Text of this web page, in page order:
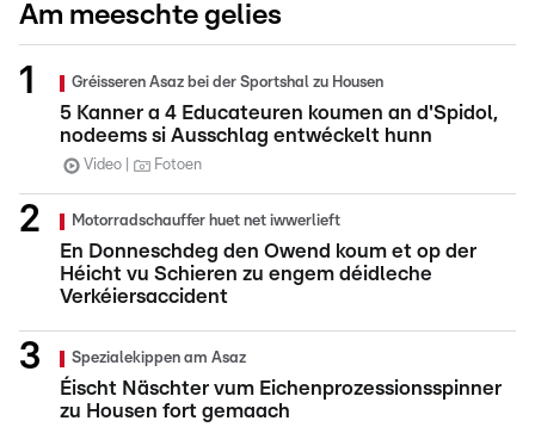
Am meeschte gelies
Gréisseren Asaz bei der Sportshal zu Housen
5 Kanner a 4 Educateuren koumen an d'Spidol,
nodeems si Ausschlag entwéckelt hunn
Video Fotoen
Motorradschauffer huet net iwwerlieft
En Donneschdeg den Owend koum et op der
Héicht vu Schieren zu engem déidleche
Verkéiersaccident
Spezialekippen am Asaz
Éischt Näschter vum Eichenprozessionsspinner
zu Housen fort gemaach